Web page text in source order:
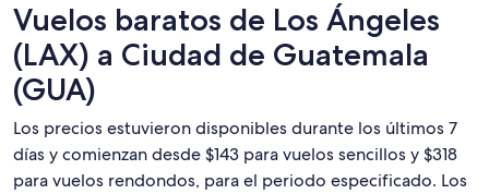
Vuelos baratos de Los Ángeles
(LAX) a Ciudad de Guatemala
(GUA)
Los precios estuvieron disponibles durante los últimos 7
días y comienzan desde $143 para vuelos sencillos y $318
para vuelos rendondos, para el periodo especificado. Los